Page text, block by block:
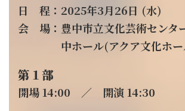
日 程：2025年3月26日 (水)
会 場：豊中市立文化芸術センタ
中ホール(アクア文化ホー
第１部
開場 14:00 ／ 開演 14:30